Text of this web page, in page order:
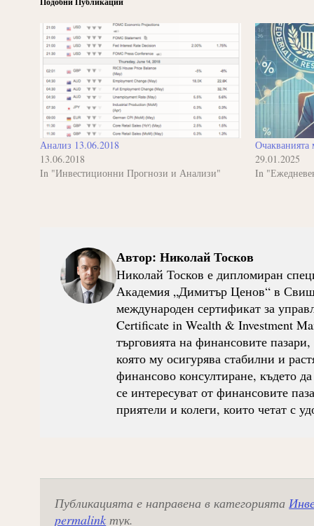
Анализ 13.06.2018
13.06.2018
In "Инвестиционни Прогнози и Анализи"
Очакванията
29.01.2025
In
Автор: Николай Тосков
Николай Тосков е дипломиран
Академия „Димитър Ценов“ в
международен сертификат за
Certificate in Wealth & Investment
търговията на финансовите
която му осигурява стабилни и
финансово консултиране, където
се интересуват от финансовите
приятели и колеги, които четат с
Публикацията е направена в категорията
permalink тук.